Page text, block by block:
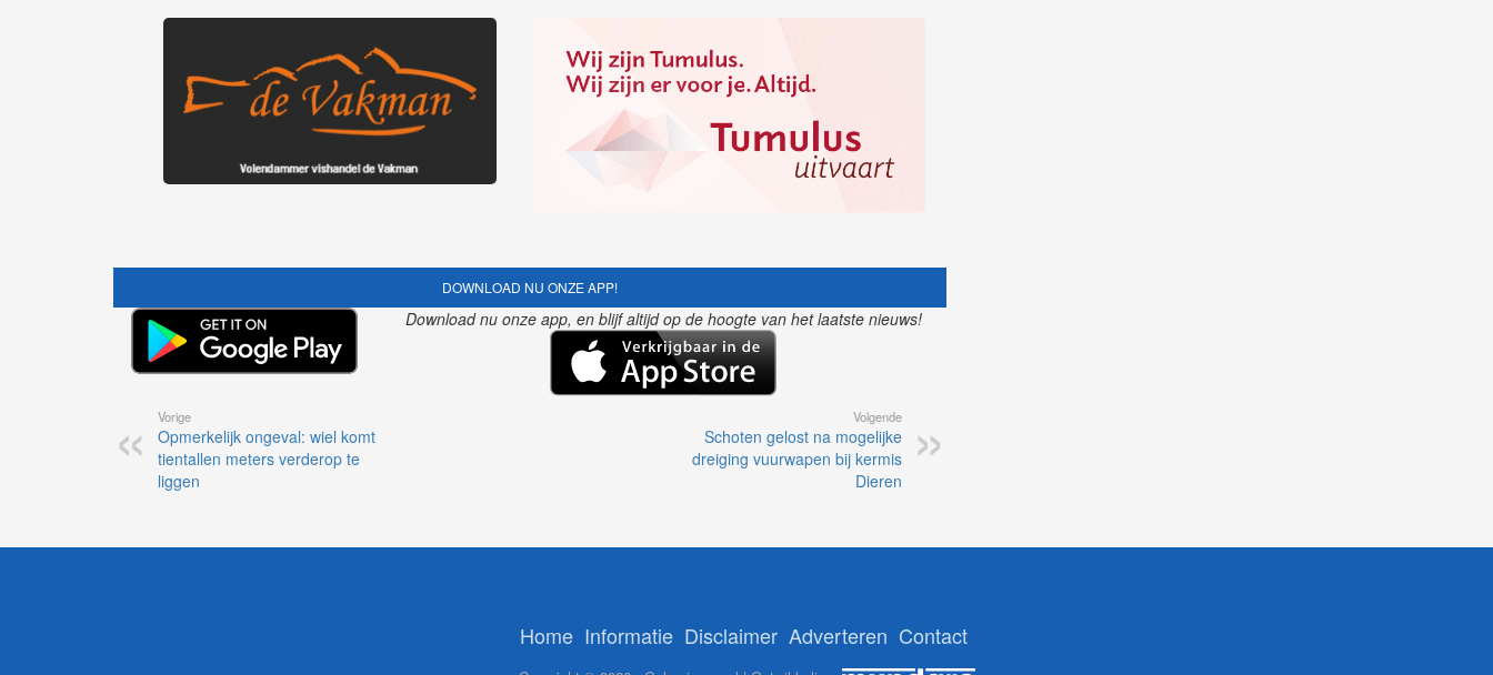
DOWNLOAD NU ONZE APP!
Download nu onze app, en blijf altijd op de hoogte van het laatste nieuws!
Vorige
Opmerkelijk ongeval: wiel komt
tientallen meters verderop te
liggen
Volgende
Schoten gelost na mogelijke
dreiging vuurwapen bij kermis
Dieren
Home Informatie Disclaimer Adverteren Contact